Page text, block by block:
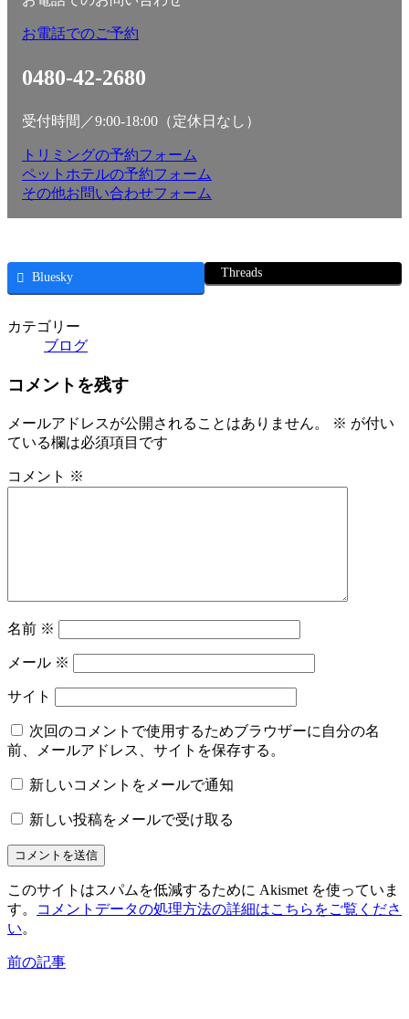
お電話でのご予約
0480-42-2680
受付時間／9:00-18:00（定休日なし）
トリミングの予約フォーム
ペットホテルの予約フォーム
その他お問い合わせフォーム
Bluesky Threads
カテゴリー
ブログ
コメントを残す
メールアドレスが公開されることはありません。 ※ が付い
ている欄は必須項目です
コメント ※
名前 ※
メール ※
サイト
次回のコメントで使用するためブラウザーに自分の名
前、メールアドレス、サイトを保存する。
新しいコメントをメールで通知
新しい投稿をメールで受け取る
このサイトはスパムを低減するために Akismet を使っていま
す。
コメントデータの処理方法の詳細はこちらをご覧くださ
い。
前の記事